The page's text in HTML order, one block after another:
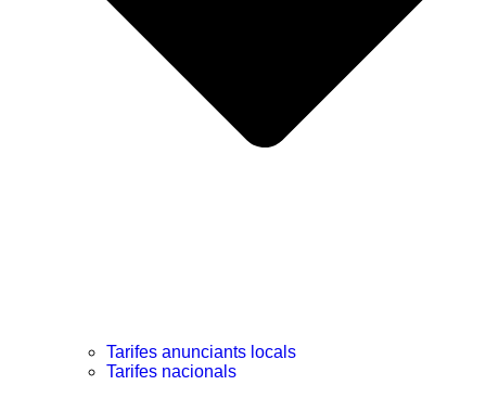
Tarifes anunciants locals
Tarifes nacionals